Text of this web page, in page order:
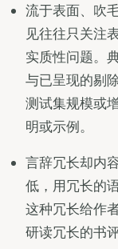
流于表面、吹
见往往只关注
实质性问题。
与已呈现的剔
测试集规模或
明或示例。
言辞冗长却内
低，用冗长的
这种冗长给作
研读冗长的书